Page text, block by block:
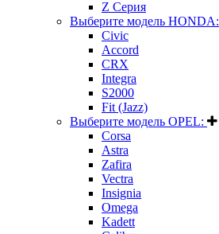
Z Серия
Выберите модель HONDA:
Civic
Accord
CRX
Integra
S2000
Fit (Jazz)
Выберите модель OPEL:
Corsa
Astra
Zafira
Vectra
Insignia
Omega
Kadett